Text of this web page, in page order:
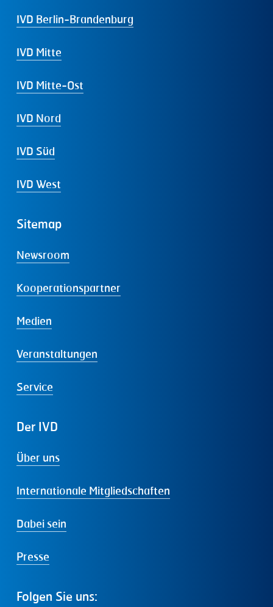
IVD Berlin-Brandenburg
IVD Mitte
IVD Mitte-Ost
IVD Nord
IVD Süd
IVD West
Sitemap
Newsroom
Kooperationspartner
Medien
Veranstaltungen
Service
Der IVD
Über uns
Internationale Mitgliedschaften
Dabei sein
Presse
Folgen Sie uns: